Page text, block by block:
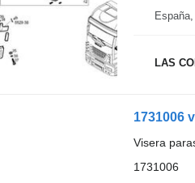
LAS
1731006
Visera
1731006